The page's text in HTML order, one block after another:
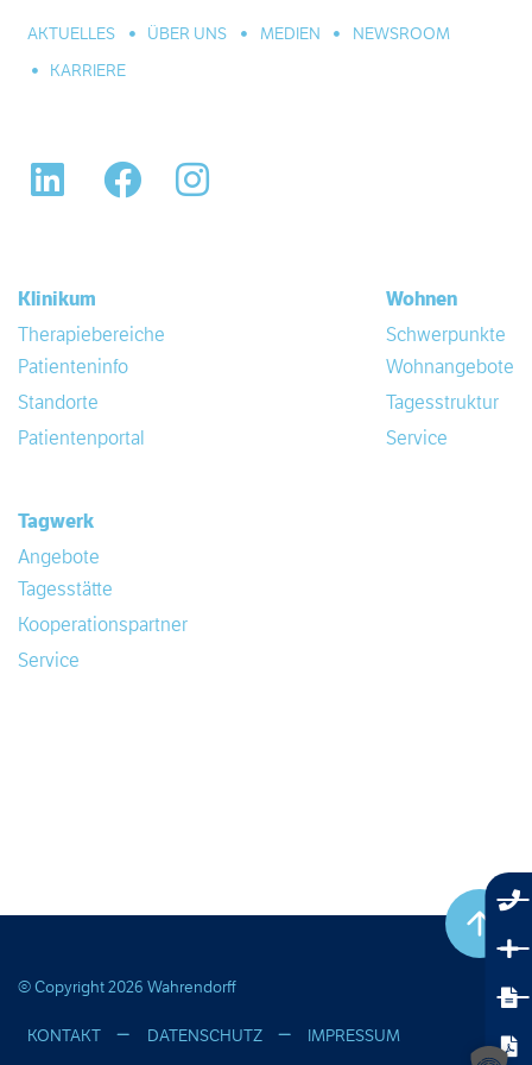
AKTUELLES ÜBER UNS MEDIEN
NEWSROOM
KARRIERE
LinkedIn Facebook
Klinikum
Therapiebereiche
Patienteninfo
Standorte
Patientenportal
Wohnen
Schwerpunkte
Wohnangebote
Tagesstruktur
Service
Tagwerk
Angebote
Tagesstätte
Kooperationspartner
Service
© Copyright 2026 Wahrendorff
KONTAKT DATENSCHUTZ IMPRESSUM